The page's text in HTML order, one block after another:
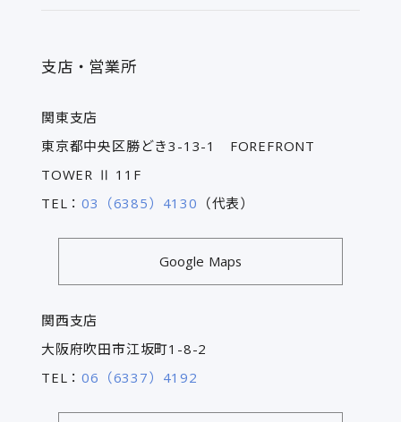
支店・営業所
関東支店
東京都中央区勝どき3-13-1 FOREFRONT
TOWER Ⅱ 11F
TEL：03（6385）4130 （代表）
Google Maps
関西支店
大阪府吹田市江坂町1-8-2
TEL：06（6337）4192